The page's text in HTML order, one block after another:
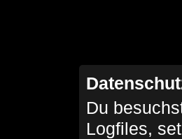
Du
Logfiles,